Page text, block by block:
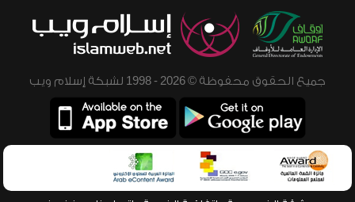
جميع الحقوق محفوظة © 2026 - 1998 لشبكة إسلام ويب